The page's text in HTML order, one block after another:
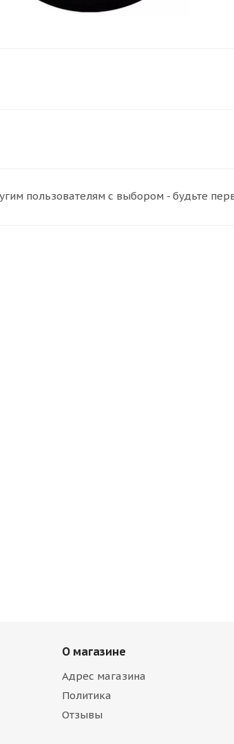
пользователям с выбором - будьте
О магазине
Адрес магазина
Политика
Отзывы